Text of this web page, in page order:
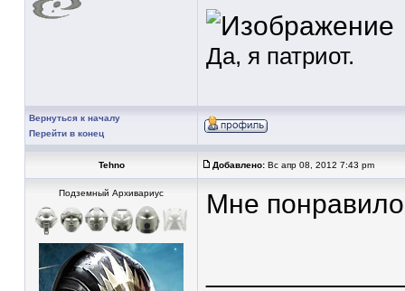
Да, я патриот.
Вернуться к началу
Перейти в конец
Tehnо Добавлено: Вс апр 08, 2012 7:43 pm
Подземный Архивариус Мне